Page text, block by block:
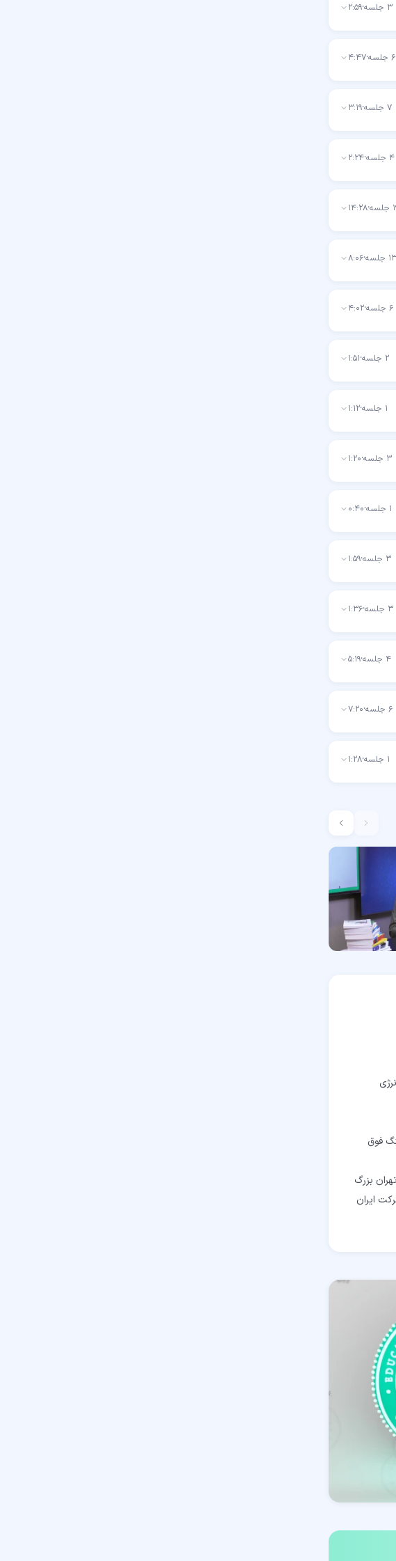
3 جلسه·
2:59
6جلسه·
4:47
7جلسه·
3:19
4 جلسه·
2:24
جلسه·
14:28
13 جلسه·
8:06
6جلسه·
4:02
2 جلسه·
1:51
1 جلسه·
1:12
3 جلسه·
1:20
1 جلسه·
0:40
3 جلسه·
1:59
3 جلسه·
1:36
4 جلسه·
5:19
6جلسه·
7:20
1 جلسه·
1:28
فوق
ایران